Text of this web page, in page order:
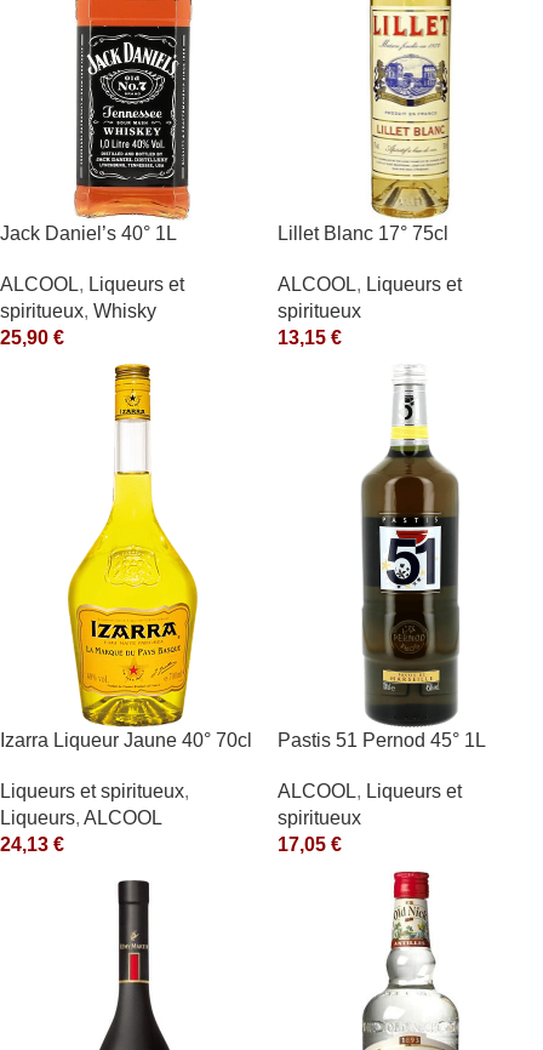
Jack Daniel’s 40° 1L
ALCOOL, Liqueurs et
spiritueux, Whisky
25,90 €
Lillet Blanc 17° 75cl
ALCOOL, Liqueurs et
spiritueux
13,15 €
Izarra Liqueur Jaune 40° 70cl
Liqueurs et spiritueux,
Liqueurs, ALCOOL
24,13 €
Pastis 51 Pernod 45° 1L
ALCOOL, Liqueurs et
spiritueux
17,05 €